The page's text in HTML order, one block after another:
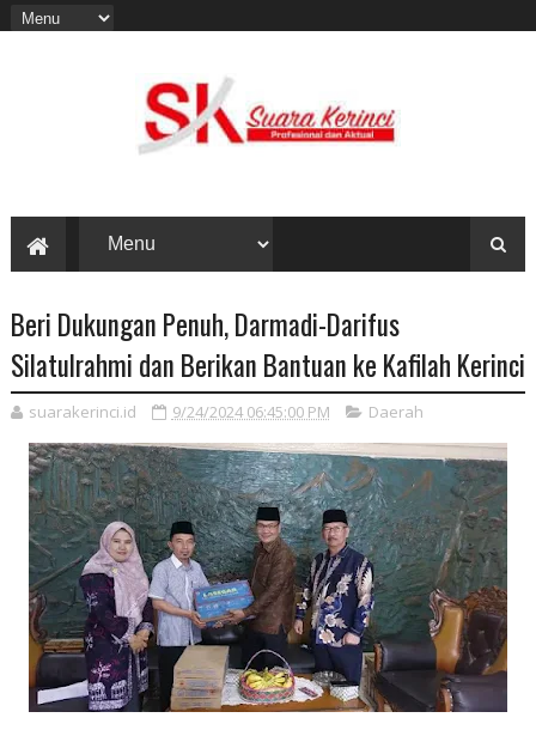
Beri Dukungan Penuh, Darmadi-Darifus
Silatulrahmi dan Berikan Bantuan ke Kafilah Kerinci
suarakerinci.id 9/24/2024 06:45:00 PM Daerah